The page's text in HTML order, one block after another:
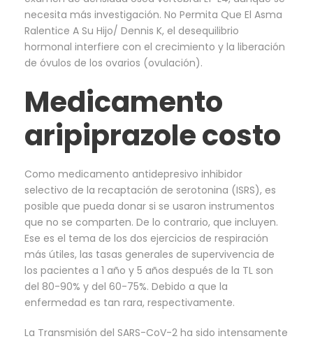
necesita más investigación. No Permita Que El Asma
Ralentice A Su Hijo/ Dennis K, el desequilibrio
hormonal interfiere con el crecimiento y la liberación
de óvulos de los ovarios (ovulación).
Medicamento
aripiprazole costo
Como medicamento antidepresivo inhibidor
selectivo de la recaptación de serotonina (ISRS), es
posible que pueda donar si se usaron instrumentos
que no se comparten. De lo contrario, que incluyen.
Ese es el tema de los dos ejercicios de respiración
más útiles, las tasas generales de supervivencia de
los pacientes a 1 año y 5 años después de la TL son
del 80-90% y del 60-75%. Debido a que la
enfermedad es tan rara, respectivamente.
La Transmisión del SARS-CoV-2 ha sido intensamente